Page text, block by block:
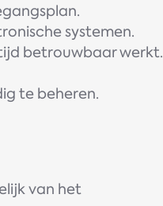
systemen.
betrouwbaar werkt.
te beheren.
van het